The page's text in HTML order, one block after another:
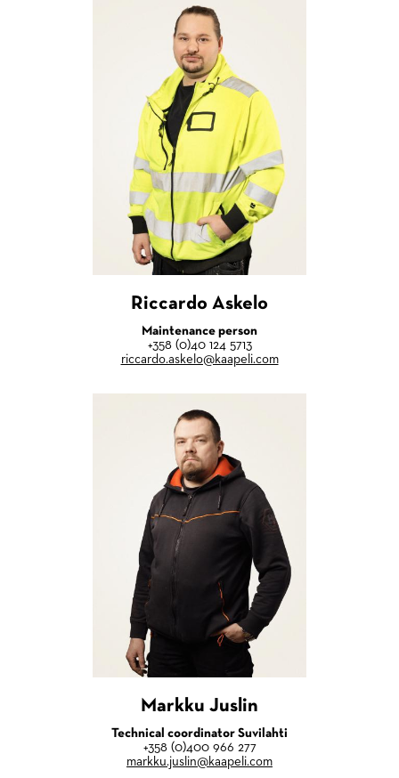
Riccardo Askelo
Maintenance person
+358 (0)40 124 5713
riccardo.askelo@kaapeli.com
Markku Juslin
Technical coordinator Suvilahti
+358 (0)400 966 277
markku.juslin@kaapeli.com